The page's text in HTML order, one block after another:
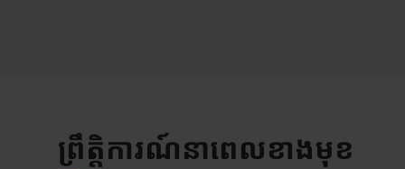
ព្រឹត្តិការណ៍នាពេលខាងមុខ